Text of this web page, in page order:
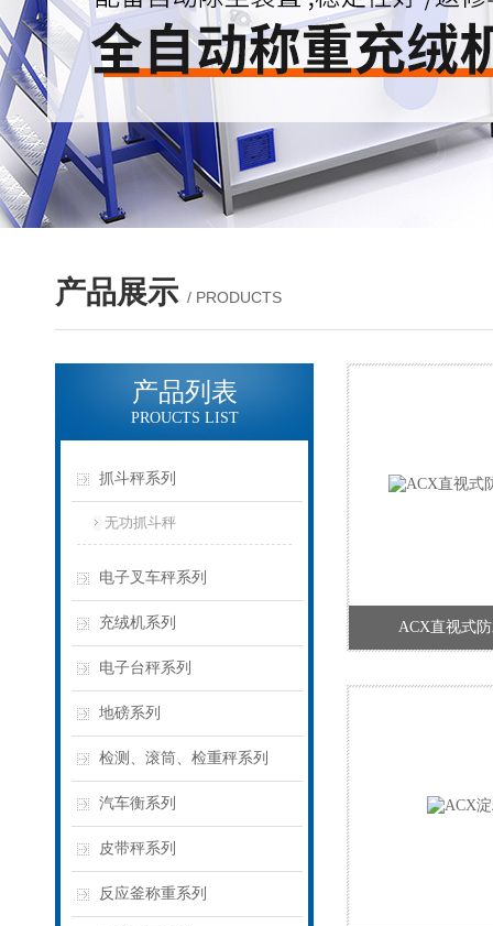
产品展示 / PRODUCTS
产品列表
PROUCTS LIST
抓斗秤系列
无功抓斗秤
电子叉车秤系列
充绒机系列
电子台秤系列
地磅系列
检测、滚筒、检重秤系列
汽车衡系列
皮带秤系列
反应釜称重系列
ACX直视式